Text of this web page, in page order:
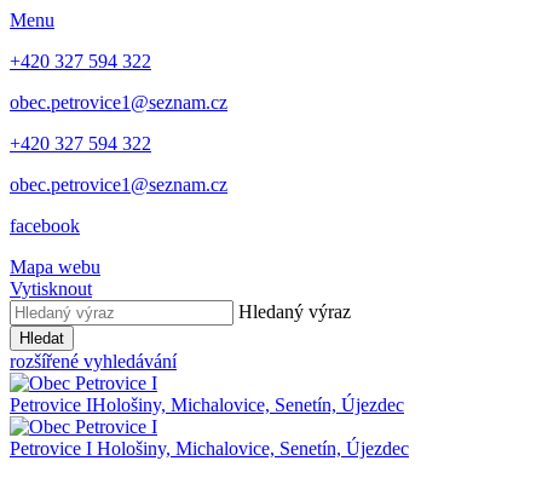
Menu
+420 327 594 322
obec.petrovice1@seznam.cz
+420 327 594 322
obec.petrovice1@seznam.cz
facebook
Mapa webu
Vytisknout
Hledaný výraz
Hledat
rozšířené vyhledávání
Petrovice IHološiny, Michalovice, Senetín, Újezdec
Petrovice I Hološiny, Michalovice, Senetín, Újezdec